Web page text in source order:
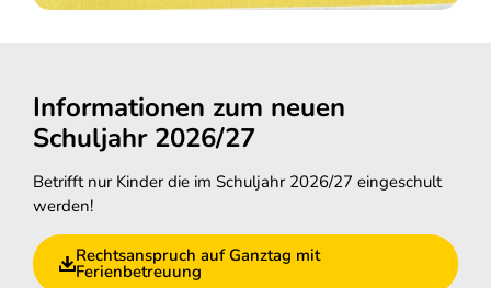
Informationen zum neuen
Schuljahr 2026/27
Betrifft nur Kinder die im Schuljahr 2026/27 eingeschult
werden!
Rechtsanspruch auf Ganztag mit
Ferienbetreuung